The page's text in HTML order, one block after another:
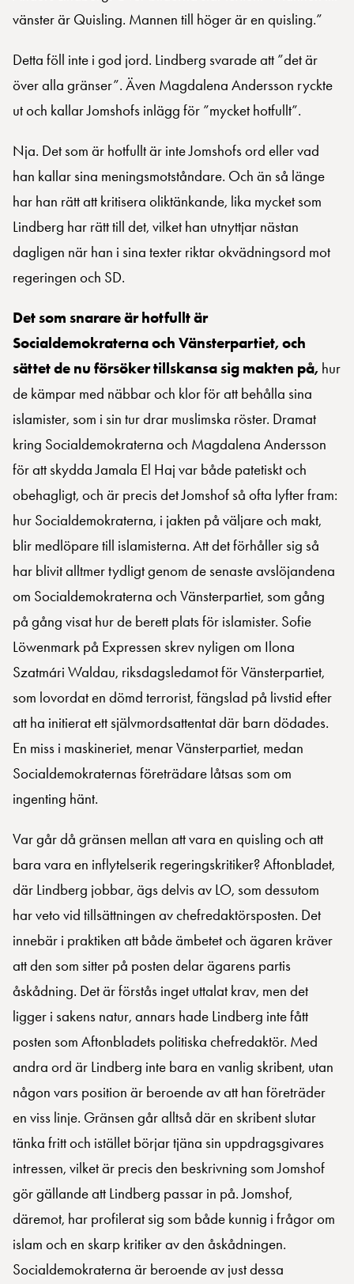
vänster är Quisling. Mannen till höger är en quisling.”
Detta föll inte i god jord. Lindberg svarade att ”det är
över alla gränser”. Även Magdalena Andersson ryckte
ut och kallar Jomshofs inlägg för ”mycket hotfullt”.
Nja. Det som är hotfullt är inte Jomshofs ord eller vad
han kallar sina meningsmotståndare. Och än så länge
har han rätt att kritisera oliktänkande, lika mycket som
Lindberg har rätt till det, vilket han utnyttjar nästan
dagligen när han i sina texter riktar okvädningsord mot
regeringen och SD.
Det som snarare är hotfullt är
Socialdemokraterna och Vänsterpartiet, och
sättet de nu försöker tillskansa sig makten på, hur
de kämpar med näbbar och klor för att behålla sina
islamister, som i sin tur drar muslimska röster. Dramat
kring Socialdemokraterna och Magdalena Andersson
för att skydda Jamala El Haj var både patetiskt och
obehagligt, och är precis det Jomshof så ofta lyfter fram:
hur Socialdemokraterna, i jakten på väljare och makt,
blir medlöpare till islamisterna. Att det förhåller sig så
har blivit alltmer tydligt genom de senaste avslöjandena
om Socialdemokraterna och Vänsterpartiet, som gång
på gång visat hur de berett plats för islamister. Sofie
Löwenmark på Expressen skrev nyligen om Ilona
Szatmári Waldau, riksdagsledamot för Vänsterpartiet,
som lovordat en dömd terrorist, fängslad på livstid efter
att ha initierat ett självmordsattentat där barn dödades.
En miss i maskineriet, menar Vänsterpartiet, medan
Socialdemokraternas företrädare låtsas som om
ingenting hänt.
Var går då gränsen mellan att vara en quisling och att
bara vara en inflytelserik regeringskritiker? Aftonbladet,
där Lindberg jobbar, ägs delvis av LO, som dessutom
har veto vid tillsättningen av chefredaktörsposten. Det
innebär i praktiken att både ämbetet och ägaren kräver
att den som sitter på posten delar ägarens partis
åskådning. Det är förstås inget uttalat krav, men det
ligger i sakens natur, annars hade Lindberg inte fått
posten som Aftonbladets politiska chefredaktör. Med
andra ord är Lindberg inte bara en vanlig skribent, utan
någon vars position är beroende av att han företräder
en viss linje. Gränsen går alltså där en skribent slutar
tänka fritt och istället börjar tjäna sin uppdragsgivares
intressen, vilket är precis den beskrivning som Jomshof
gör gällande att Lindberg passar in på. Jomshof,
däremot, har profilerat sig som både kunnig i frågor om
islam och en skarp kritiker av den åskådningen.
Socialdemokraterna är beroende av just dessa